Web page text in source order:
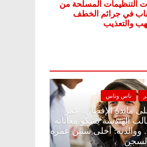
الرئيسية ناس وناس
مقعد شاغر على مائدة الإفطار..
محمد علي طالب الهندسة يشكو
من الأمراض.. ووالدته: أحلى
بتضيع في السجن
زينة